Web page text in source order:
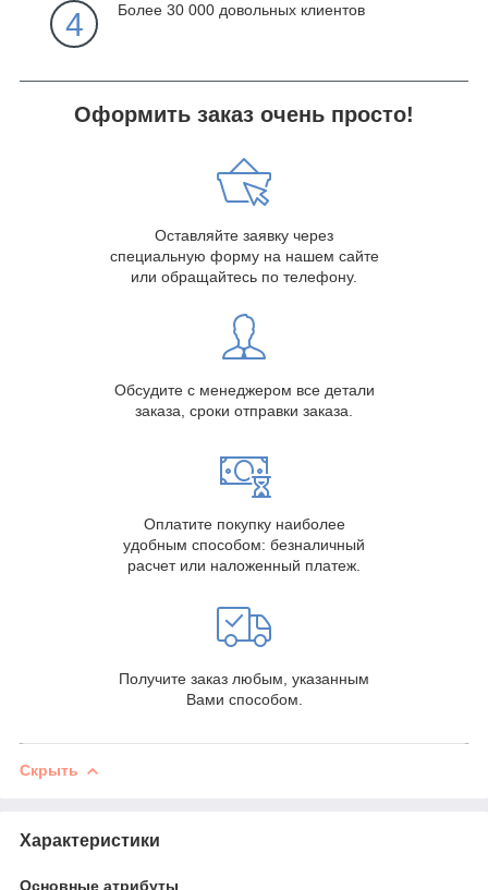
4 Более 30 000 довольных клиентов
Оформить заказ очень просто!
Оставляйте заявку через
специальную форму на нашем сайте
или обращайтесь по телефону.
Обсудите с менеджером все детали
заказа, сроки отправки заказа.
Оплатите покупку наиболее
удобным способом: безналичный
расчет или наложенный платеж.
Получите заказ любым, указанным
Вами способом.
Скрыть
Характеристики
Основные атрибуты